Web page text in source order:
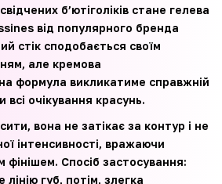
б’ютіголіків стане гелева
від популярного бренда
стік сподобається своїм
але кремова
формула викликатиме справжній
очікування красунь.
вона не затікає за контур і не
інтенсивності, вражаючи
Спосіб застосування:
губ, потім, злегка